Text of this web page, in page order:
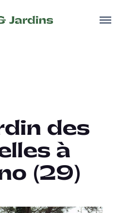
des
à
(29)